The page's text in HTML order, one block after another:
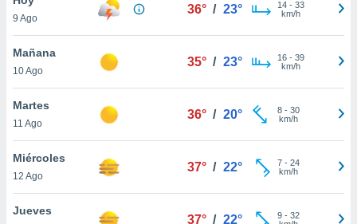
en
más
nuestra
de
9 Ago
36° / 23° 14- 33
km/h
Mañana
10 Ago
35° / 23° 16- 39
km/h
Martes
11 Ago
36° / 20° 8- 30
km/h
Miércoles
12 Ago
37° / 22° 7- 24
km/h
Jueves
37° / 22° 9- 32